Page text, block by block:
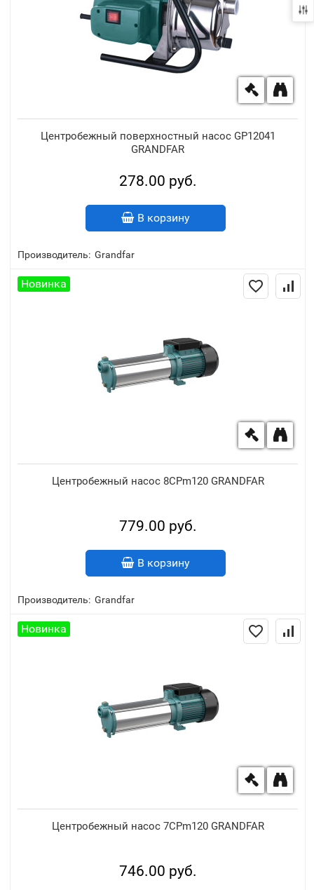
Центробежный поверхностный насос GP12041
GRANDFAR
Производитель: Grandfar
278.00 руб.
В корзину
Новинка
Центробежный насос 8CPm120 GRANDFAR
Производитель: Grandfar
779.00 руб.
В корзину
Новинка
Центробежный насос 7CPm120 GRANDFAR
746.00 руб.